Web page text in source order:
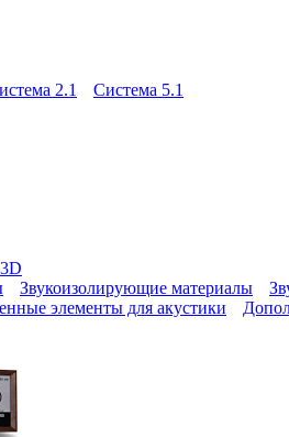
2.1
Система 5.1
Звукоизолирующие материалы
элементы для акустики